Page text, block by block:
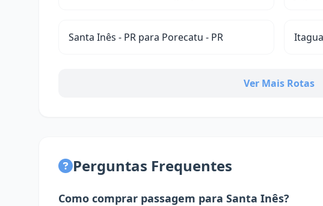
Santa Inês - PR para Porecatu - PR
Ver Mais Rotas
Perguntas Frequentes
Como comprar passagem para Santa Inês?